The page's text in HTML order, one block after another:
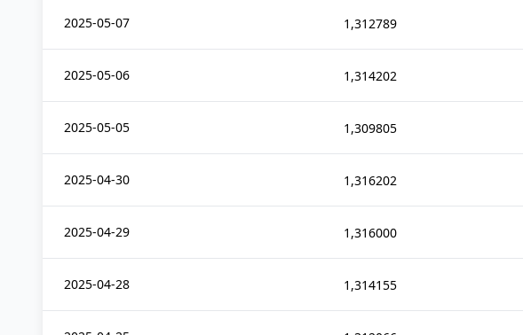
2025-05-07 1,312789
2025-05-06 1,314202
2025-05-05 1,309805
2025-04-30 1,316202
2025-04-29 1,316000
2025-04-28 1,314155